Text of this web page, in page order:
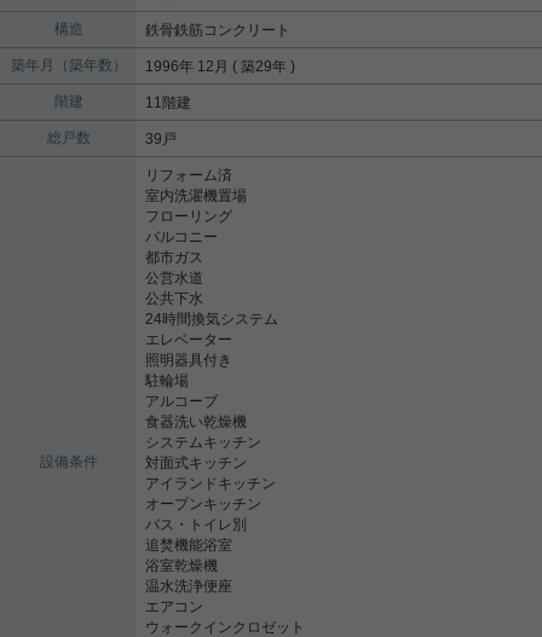
構造 鉄骨鉄筋コンクリート
築年月（築年数） 1996年 12月 ( 築29年 )
階建 11階建
総戸数 39戸
設備条件
リフォーム済
室内洗濯機置場
フローリング
バルコニー
都市ガス
公営水道
公共下水
24時間換気システム
エレベーター
照明器具付き
駐輪場
アルコーブ
食器洗い乾燥機
システムキッチン
対面式キッチン
アイランドキッチン
オープンキッチン
バス・トイレ別
追焚機能浴室
浴室乾燥機
温水洗浄便座
エアコン
ウォークインクロゼット